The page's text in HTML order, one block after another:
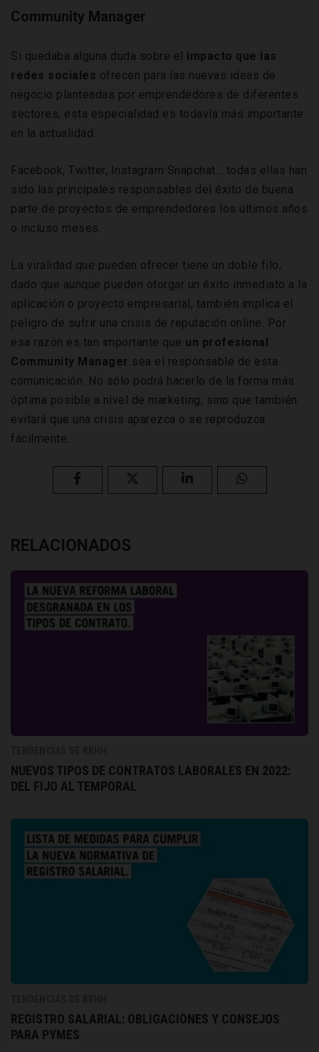
Community Manager
Si quedaba alguna duda sobre el impacto que las
redes sociales ofrecen para las nuevas ideas de
negocio planteadas por emprendedores de diferentes
sectores, esta especialidad es todavía más importante
en la actualidad.
Facebook, Twitter, Instagram Snapchat… todas ellas han
sido las principales responsables del éxito de buena
parte de proyectos de emprendedores los últimos años
o incluso meses.
La viralidad que pueden ofrecer tiene un doble filo,
dado que aunque pueden otorgar un éxito inmediato a la
aplicación o proyecto empresarial, también implica el
peligro de sufrir una crisis de reputación online. Por
esa razón es tan importante que un profesional
Community Manager sea el responsable de esta
comunicación. No sólo podrá hacerlo de la forma más
óptima posible a nivel de marketing, sino que también
evitará que una crisis aparezca o se reproduzca
fácilmente.
RELACIONADOS
NUEVOS TIPOS DE CONTRATOS LABORALES EN 2022:
DEL FIJO AL TEMPORAL
REGISTRO SALARIAL: OBLIGACIONES Y CONSEJOS
PARA PYMES